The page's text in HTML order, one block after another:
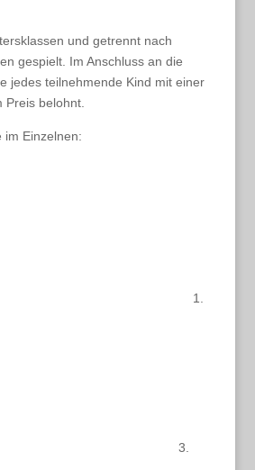
und getrennt nach
gespielt. Im Anschluss an die
jedes teilnehmende Kind mit einer
Preis belohnt.
im Einzelnen:
1.
3.